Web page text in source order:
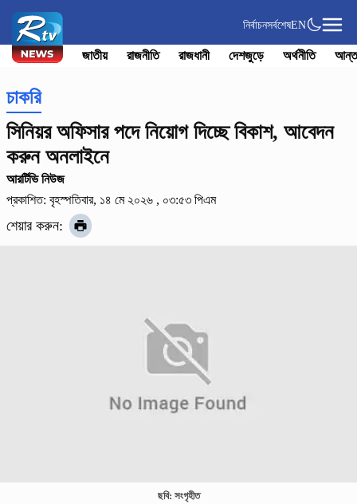
নির্বাচনসর্বশেষEN
জাতীয় রাজনীতি রাজধানী দেশজুড়ে অর্থনীতি
চাকরি
সিনিয়র অফিসার পদে নিয়োগ দিচ্ছে বিকাশ, আবেদন
করুন অনলাইনে
আরর্টিভি নিউজ
প্রকাশিত: বৃহস্পতিবার, ১৪ মে ২০২৬ , ০৩:৫৩ পিএম
শেয়ার করুন:
ছবি: সংগৃহীত